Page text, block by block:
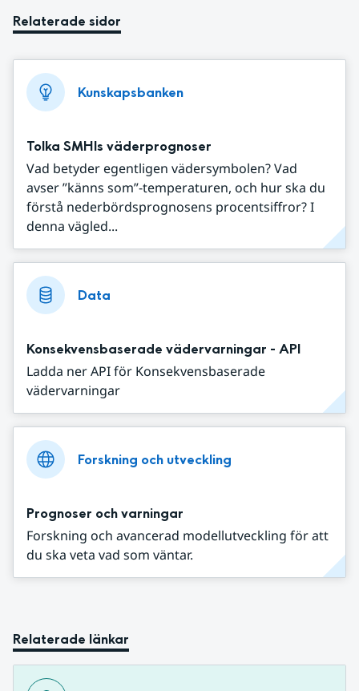
Relaterade sidor
Kunskapsbanken
Tolka SMHIs väderprognoser
Vad betyder egentligen vädersymbolen? Vad
avser ”känns som”-temperaturen, och hur ska du
förstå nederbördsprognosens procentsiffror? I
denna vägled...
Data
Konsekvensbaserade vädervarningar - API
Ladda ner API för Konsekvensbaserade
vädervarningar
Forskning och utveckling
Prognoser och varningar
Forskning och avancerad modellutveckling för att
du ska veta vad som väntar.
Relaterade länkar